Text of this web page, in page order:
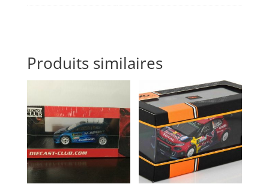
Produits similaires